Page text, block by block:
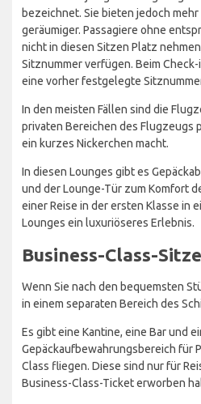
bezeichnet. Sie bieten jedoch
geräumiger. Passagiere ohne
nicht in diesen Sitzen Platz
Sitznummer verfügen. Beim
eine vorher festgelegte
In den meisten Fällen sind die
privaten Bereichen des Flugzeugs
ein kurzes Nickerchen macht.
In diesen Lounges gibt es
und der Lounge-Tür zum Komfort
einer Reise in der ersten Klasse in
Lounges ein luxuriöseres Erlebnis.
Business-Class-
Wenn Sie nach den bequemsten
in einem separaten Bereich des
Es gibt eine Kantine, eine Bar und
Gepäckaufbewahrungsbereich für
Class fliegen. Diese sind nur für
Business-Class-Ticket erworben